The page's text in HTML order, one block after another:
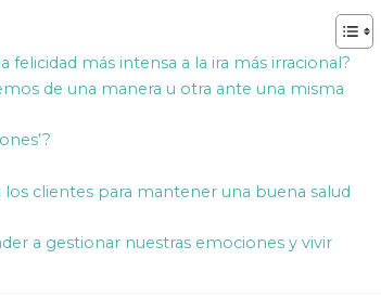
más intensa a la ira más irracional?
de una manera u otra ante una misma
clientes para mantener una buena salud
a gestionar nuestras emociones y vivir